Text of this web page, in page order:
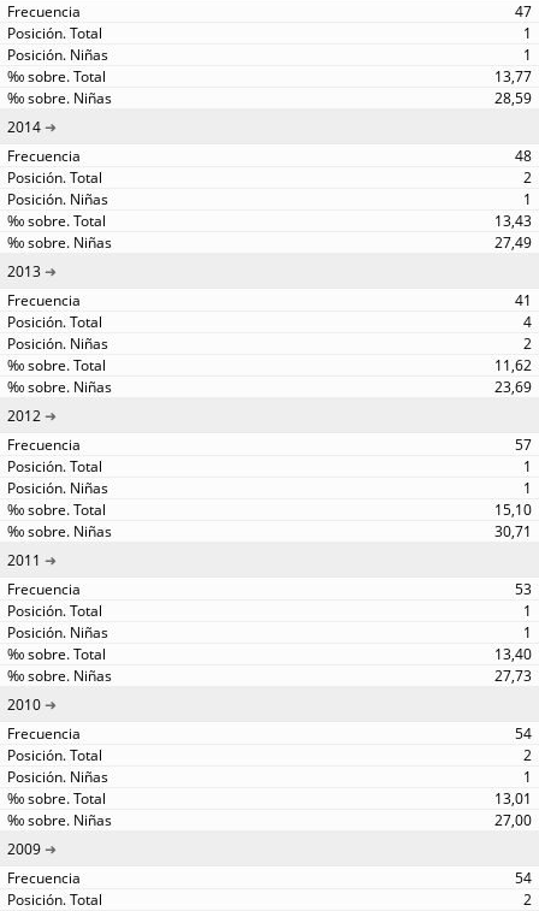
47
1
1
13,77
28,59
2014
48
2
1
13,43
27,49
2013
41
4
2
11,62
23,69
2012
57
1
1
15,10
30,71
2011
53
1
1
13,40
27,73
2010
54
2
1
13,01
27,00
2009
54
2